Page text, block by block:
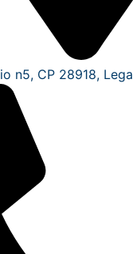
n5, CP 28918,